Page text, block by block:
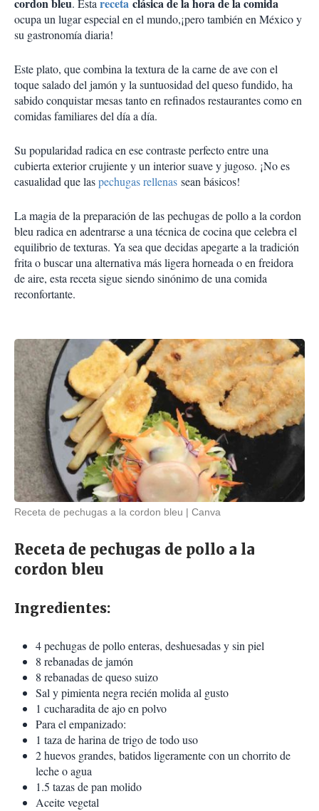
cordon bleu. Estareceta clásica de la hora de la comida
ocupa un lugar especial en el mundo,¡pero también en México y
su gastronomía diaria!
Este plato, que combina la textura de la carne de ave con el
toque salado del jamón y la suntuosidad del queso fundido, ha
sabido conquistar mesas tanto en refinados restaurantes como en
comidas familiares del día a día.
Su popularidad radica en ese contraste perfecto entre una
cubierta exterior crujiente y un interior suave y jugoso. ¡No es
casualidad que laspechugas rellenas sean básicos!
La magia de la preparación de las pechugas de pollo a la cordon
bleu radica en adentrarse a una técnica de cocina que celebra el
equilibrio de texturas. Ya sea que decidas apegarte a la tradición
frita o buscar una alternativa más ligera horneada o en freidora
de aire, esta receta sigue siendo sinónimo de una comida
reconfortante.
Receta de pechugas a la cordon bleu Canva
Receta de pechugas de pollo a la
cordon bleu
Ingredientes:
4 pechugas de pollo enteras, deshuesadas y sin piel
8 rebanadas de jamón
8 rebanadas de queso suizo
Sal y pimienta negra recién molida al gusto
1 cucharadita de ajo en polvo
Para el empanizado:
1 taza de harina de trigo de todo uso
2 huevos grandes, batidos ligeramente con un chorrito de
leche o agua
1.5 tazas de pan molido
Aceite vegetal